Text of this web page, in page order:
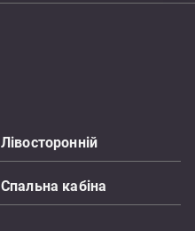
Лівосторонній
Спальна кабіна